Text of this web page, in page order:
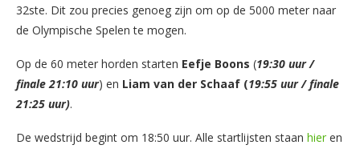
32ste. Dit zou precies genoeg zijn om op de 5000 meter naar
de Olympische Spelen te mogen.
Op de 60 meter horden starten Eefje Boons (19:30 uur /
finale 21:10 uur) en Liam van der Schaaf (19:55 uur / finale
21:25 uur).
De wedstrijd begint om 18:50 uur. Alle startlijsten staan hier en